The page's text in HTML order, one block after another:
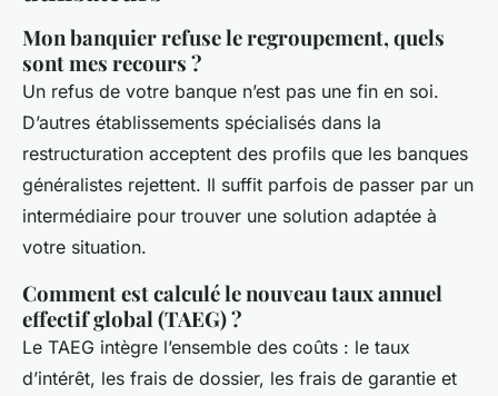
Mon banquier refuse le regroupement, quels
sont mes recours ?
Un refus de votre banque n’est pas une fin en soi.
D’autres établissements spécialisés dans la
restructuration acceptent des profils que les banques
généralistes rejettent. Il suffit parfois de passer par un
intermédiaire pour trouver une solution adaptée à
votre situation.
Comment est calculé le nouveau taux annuel
effectif global (TAEG) ?
Le TAEG intègre l’ensemble des coûts : le taux
d’intérêt, les frais de dossier, les frais de garantie et